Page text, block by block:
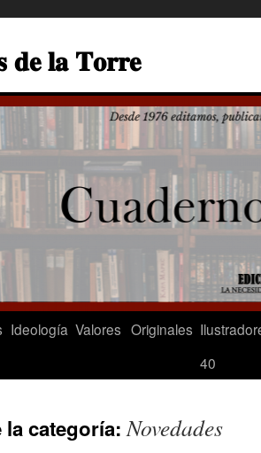
𝐥𝐚 𝐓𝐨𝐫𝐫𝐞
Ideología Valores Originales
40
la categoría:Novedades